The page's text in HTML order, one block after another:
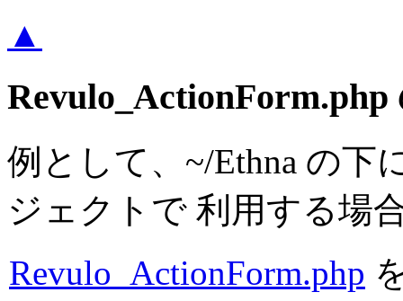
▲
例として、~/Ethna の下
ジェクトで 利用する場
Revulo_ActionForm.php